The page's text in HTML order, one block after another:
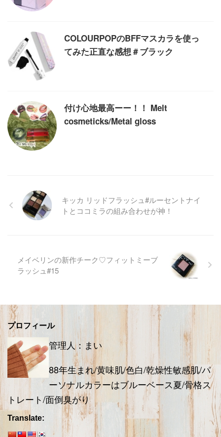
COLOURPOPのBFFマスカラを使っ
てみた正直な感想＃ブラック
付け心地最高ーー！！ Melt
cosmeticks/Metal gloss
キッカ リッドフラッシュ#ルーセントナイ
トとココミラの組み合わせが神！
メイベリンの新作チーク♡フィットミーブ
ラッシュ#15
プロフィール
管理人：まい
88年生まれ/黄味肌/色白/乾燥性敏感肌/パ
ーソナルカラーはブルーベース夏/骨格ス
トレート/面倒臭がり
Translate: